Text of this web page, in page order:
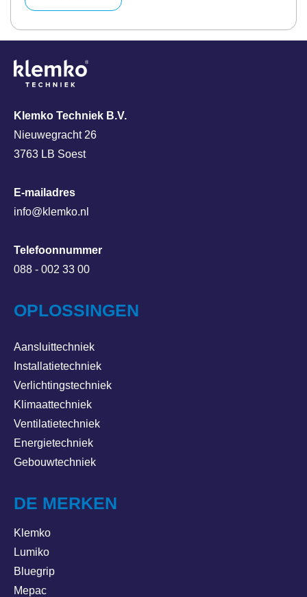
Klemko Techniek B.V.
Nieuwegracht 26
3763 LB Soest
E-mailadres
info@klemko.nl
Telefoonnummer
088 - 002 33 00
OPLOSSINGEN
Aansluittechniek
Installatietechniek
Verlichtingstechniek
Klimaattechniek
Ventilatietechniek
Energietechniek
Gebouwtechniek
DE MERKEN
Klemko
Lumiko
Bluegrip
Mepac